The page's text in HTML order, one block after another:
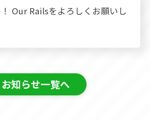
Our Railsをよろしくお願いし
お知らせ一覧へ